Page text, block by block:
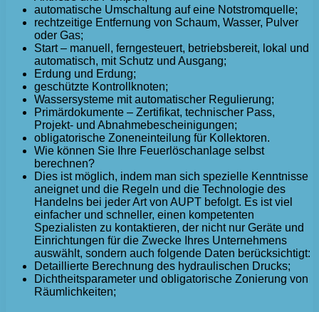
automatische Umschaltung auf eine Notstromquelle;
rechtzeitige Entfernung von Schaum, Wasser, Pulver
oder Gas;
Start – manuell, ferngesteuert, betriebsbereit, lokal und
automatisch, mit Schutz und Ausgang;
Erdung und Erdung;
geschützte Kontrollknoten;
Wassersysteme mit automatischer Regulierung;
Primärdokumente – Zertifikat, technischer Pass,
Projekt- und Abnahmebescheinigungen;
obligatorische Zoneneinteilung für Kollektoren.
Wie können Sie Ihre Feuerlöschanlage selbst
berechnen?
Dies ist möglich, indem man sich spezielle Kenntnisse
aneignet und die Regeln und die Technologie des
Handelns bei jeder Art von AUPT befolgt. Es ist viel
einfacher und schneller, einen kompetenten
Spezialisten zu kontaktieren, der nicht nur Geräte und
Einrichtungen für die Zwecke Ihres Unternehmens
auswählt, sondern auch folgende Daten berücksichtigt:
Detaillierte Berechnung des hydraulischen Drucks;
Dichtheitsparameter und obligatorische Zonierung von
Räumlichkeiten;